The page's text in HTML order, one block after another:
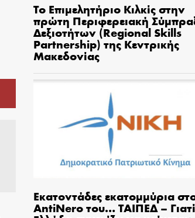
Το Επιμελητήριο Κιλκίς στην
πρώτη Περιφερειακή
Δεξιοτήτων (Regional Skills
Partnership) της Κεντρικής
Μακεδονίας
Εκατοντάδες εκατομμύρια
AntiNero του… ΤΑΙΠΕΔ –